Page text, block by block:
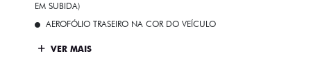
EM SUBIDA)
AEROFÓLIO TRASEIRO NA COR DO VEÍCULO
VER MAIS